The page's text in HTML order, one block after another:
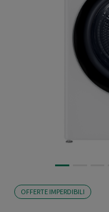
OFFERTE IMPERDIBILI